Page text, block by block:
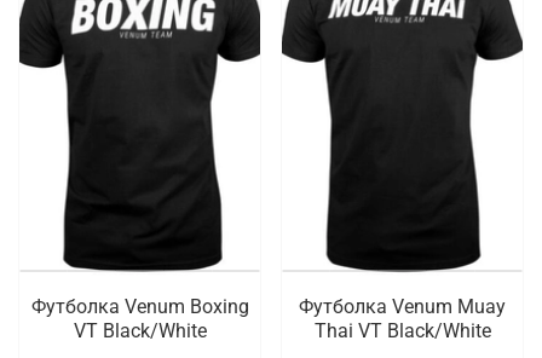
Футболка Venum Boxing
VT Black/White
Футболка Venum Muay
Thai VT Black/White